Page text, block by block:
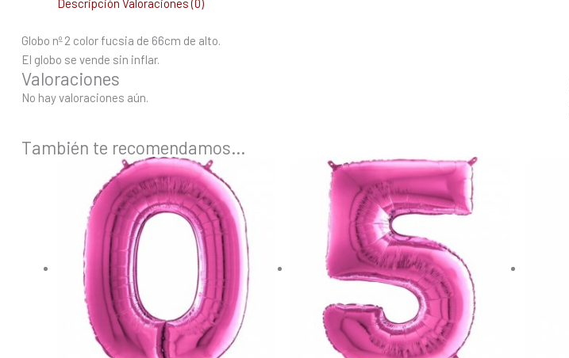
Descripción Valoraciones (0)
Globo nº 2 color fucsia de 66cm de alto.
El globo se vende sin inflar.
Valoraciones
No hay valoraciones aún.
También te recomendamos…